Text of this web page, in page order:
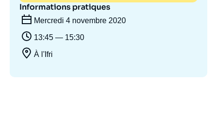
Informations pratiques
Mercredi 4 novembre 2020
13:45 — 15:30
À l'Ifri